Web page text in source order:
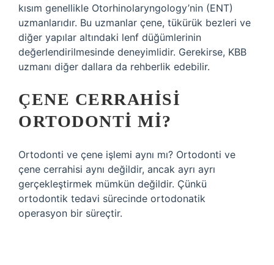
kısım genellikle Otorhinolaryngology’nin (ENT)
uzmanlarıdır. Bu uzmanlar çene, tükürük bezleri ve
diğer yapılar altındaki lenf düğümlerinin
değerlendirilmesinde deneyimlidir. Gerekirse, KBB
uzmanı diğer dallara da rehberlik edebilir.
ÇENE CERRAHISI
ORTODONTI MI?
Ortodonti ve çene işlemi aynı mı? Ortodonti ve
çene cerrahisi aynı değildir, ancak ayrı ayrı
gerçekleştirmek mümkün değildir. Çünkü
ortodontik tedavi sürecinde ortodonatik
operasyon bir süreçtir.